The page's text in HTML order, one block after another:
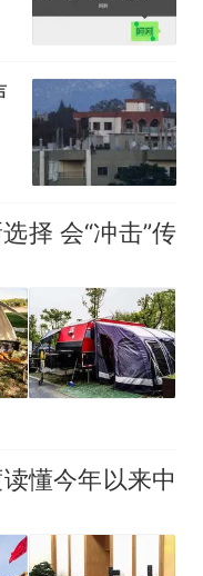
择 会“冲击”传
懂今年以来中